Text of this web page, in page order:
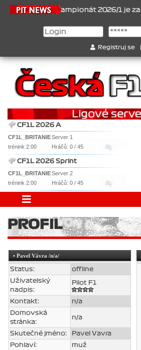
Šampionát 2026/1 je za
Registruj se
CF1L 2026 A
CF1L_BRITANIEServer 1
trénink 2:00
Hráčů: 0 / 45
CF1L 2026 Sprint
CF1L_BRITANIEServer 2
trénink 2:00
Hráčů: 0 / 45
PROFIL
• Pavel Vávra /n/a/
Status:
offline
Uživatelský
nadpis:
Pilot F1
Kontakt:
n/a
Domovská
stránka:
n/a
Skutečné jméno:
Pavel Vavra
Pohlaví:
muž